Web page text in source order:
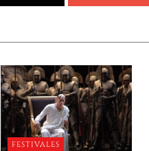
FESTIVALES